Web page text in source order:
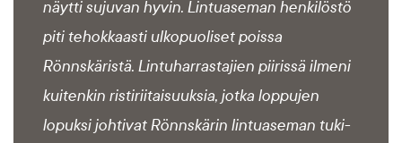
näytti sujuvan hyvin. Lintuaseman henkilöstö
piti tehokkaasti ulkopuoliset poissa
Rönnskäristä. Lintuharrastajien piirissä ilmeni
kuitenkin ristiriitaisuuksia, jotka loppujen
lopuksi johtivat Rönnskärin lintuaseman tuki-